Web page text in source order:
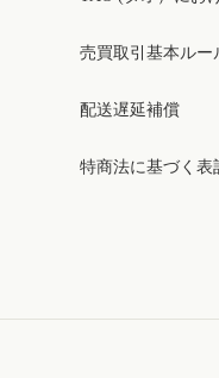
売買取引基本ルー
配送遅延補償
特商法に基づく表